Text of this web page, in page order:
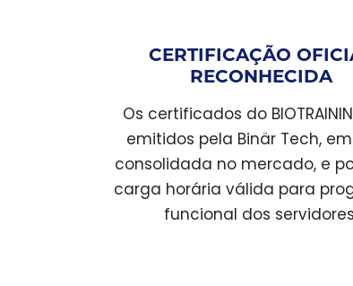
CERTIFICAÇÃO
RECONHECIDA
Os certificados do
emitidos pela Binär Tech,
consolidada no mercado, e
carga horária válida para
funcional dos